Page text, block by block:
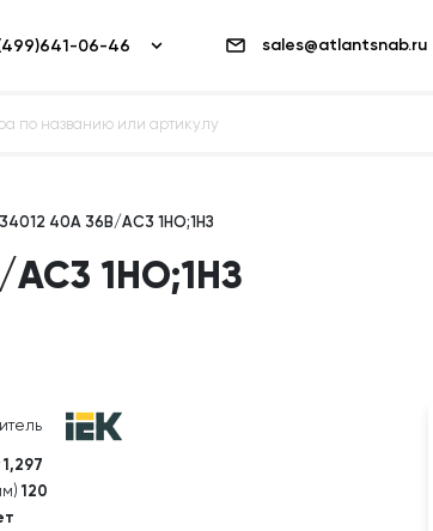
sales@atlantsnab.ru
40А 36В/АС3 1НО;1НЗ
АС3 1НО;1НЗ
1,297
120